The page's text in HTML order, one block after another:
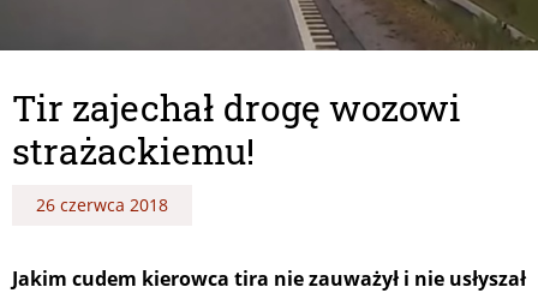
Tir zajechał drogę wozowi
strażackiemu!
26 czerwca 2018
Jakim cudem kierowca tira nie zauważył i nie usłyszał